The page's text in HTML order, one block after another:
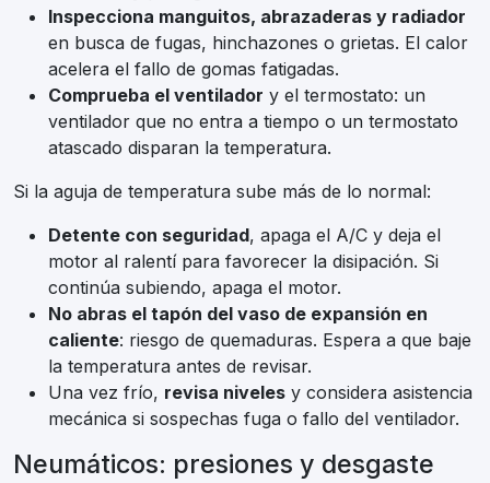
Inspecciona manguitos, abrazaderas y radiador
en busca de fugas, hinchazones o grietas. El calor
acelera el fallo de gomas fatigadas.
Comprueba el ventilador y el termostato: un
ventilador que no entra a tiempo o un termostato
atascado disparan la temperatura.
Si la aguja de temperatura sube más de lo normal:
Detente con seguridad, apaga el A/C y deja el
motor al ralentí para favorecer la disipación. Si
continúa subiendo, apaga el motor.
No abras el tapón del vaso de expansión en
caliente: riesgo de quemaduras. Espera a que baje
la temperatura antes de revisar.
Una vez frío, revisa niveles y considera asistencia
mecánica si sospechas fuga o fallo del ventilador.
Neumáticos: presiones y desgaste